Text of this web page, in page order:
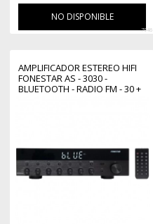
NO DISPONIBLE
7946
AMPLIFICADOR ESTEREO HIFI
FONESTAR AS - 3030 -
BLUETOOTH - RADIO FM - 30 +